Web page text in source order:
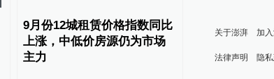
9月份12城租赁价格指数同比
上涨，中低价房源仍为市场
主力
关于澎湃 加
法律声明 隐